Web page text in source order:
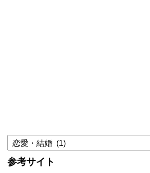
カ
テ
ゴ
参考サイト